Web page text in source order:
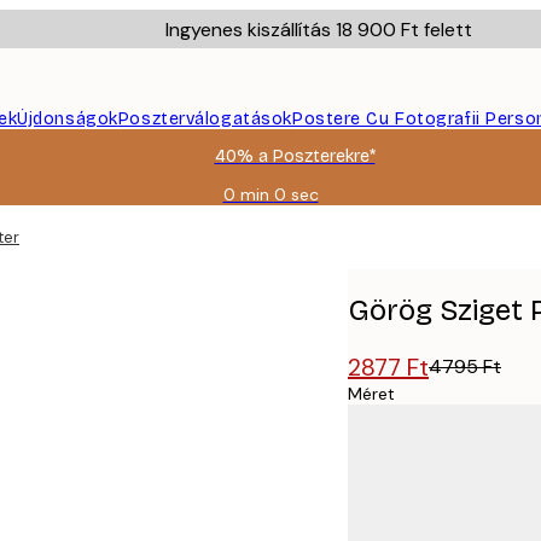
Ingyenes kiszállítás 18 900 Ft felett
ÚjdonságokPoszterválogatásokPostere Cu Fotografii
40% a Poszterekre*
0 min 0 sec
Érvényes:
Görög Sziget
2877 Ft4795 Ft
Méret